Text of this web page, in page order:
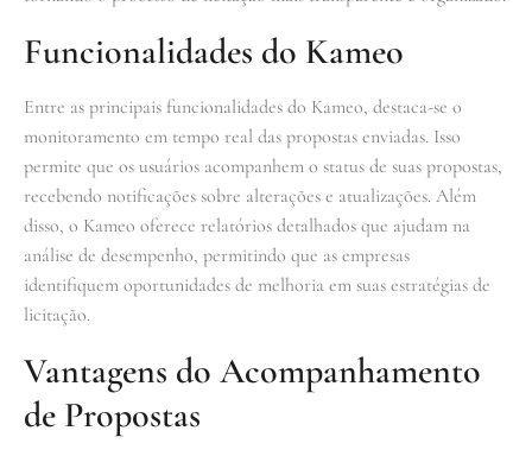
Funcionalidades do Kameo
Entre as principais funcionalidades do Kameo, destaca-se o
monitoramento em tempo real das propostas enviadas. Isso
permite que os usuários acompanhem o status de suas propostas,
recebendo notificações sobre alterações e atualizações. Além
disso, o Kameo oferece relatórios detalhados que ajudam na
análise de desempenho, permitindo que as empresas
identifiquem oportunidades de melhoria em suas estratégias de
licitação.
Vantagens do Acompanhamento
de Propostas